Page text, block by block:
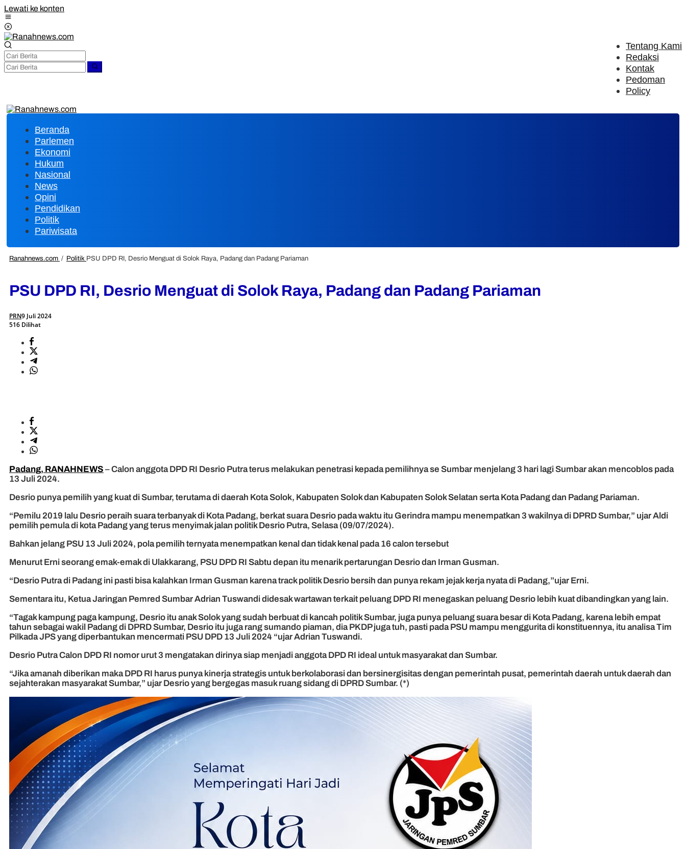
Lewati ke konten
Tentang Kami
Redaksi
Kontak
Pedoman
Policy
Beranda
Parlemen
Ekonomi
Hukum
Nasional
News
Opini
Pendidikan
Politik
Pariwisata
Ranahnews.com / Politik PSU DPD RI, Desrio Menguat di Solok Raya, Padang dan Padang Pariaman
PSU DPD RI, Desrio Menguat di Solok Raya, Padang dan Padang Pariaman
PRN9 Juli 2024
516 Dilihat
Padang, RANAHNEWS – Calon anggota DPD RI Desrio Putra terus melakukan penetrasi kepada pemilihnya se Sumbar menjelang 3 hari lagi Sumbar akan mencoblos pada
13 Juli 2024.
Desrio punya pemilih yang kuat di Sumbar, terutama di daerah Kota Solok, Kabupaten Solok dan Kabupaten Solok Selatan serta Kota Padang dan Padang Pariaman.
“Pemilu 2019 lalu Desrio peraih suara terbanyak di Kota Padang, berkat suara Desrio pada waktu itu Gerindra mampu menempatkan 3 wakilnya di DPRD Sumbar,” ujar Aldi
pemilih pemula di kota Padang yang terus menyimak jalan politik Desrio Putra, Selasa (09/07/2024).
Bahkan jelang PSU 13 Juli 2024, pola pemilih ternyata menempatkan kenal dan tidak kenal pada 16 calon tersebut
Menurut Erni seorang emak-emak di Ulakkarang, PSU DPD RI Sabtu depan itu menarik pertarungan Desrio dan Irman Gusman.
“Desrio Putra di Padang ini pasti bisa kalahkan Irman Gusman karena track politik Desrio bersih dan punya rekam jejak kerja nyata di Padang,”ujar Erni.
Sementara itu, Ketua Jaringan Pemred Sumbar Adrian Tuswandi didesak wartawan terkait peluang DPD RI menegaskan peluang Desrio lebih kuat dibandingkan yang lain.
“Tagak kampung paga kampung, Desrio itu anak Solok yang sudah berbuat di kancah politik Sumbar, juga punya peluang suara besar di Kota Padang, karena lebih empat
tahun sebagai wakil Padang di DPRD Sumbar, Desrio itu juga rang sumando piaman, dia PKDP juga tuh, pasti pada PSU mampu menggurita di konstituennya, itu analisa Tim
Pilkada JPS yang diperbantukan mencermati PSU DPD 13 Juli 2024 “ujar Adrian Tuswandi.
Desrio Putra Calon DPD RI nomor urut 3 mengatakan dirinya siap menjadi anggota DPD RI ideal untuk masyarakat dan Sumbar.
“Jika amanah diberikan maka DPD RI harus punya kinerja strategis untuk berkolaborasi dan bersinergisitas dengan pemerintah pusat, pemerintah daerah untuk daerah dan
sejahterakan masyarakat Sumbar,” ujar Desrio yang bergegas masuk ruang sidang di DPRD Sumbar. (*)